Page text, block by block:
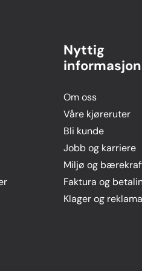
Nyttig
informasjon
Om oss
Våre kjøreruter
Bli kunde
Jobb og karriere
Miljø og
Faktura og
Klager og